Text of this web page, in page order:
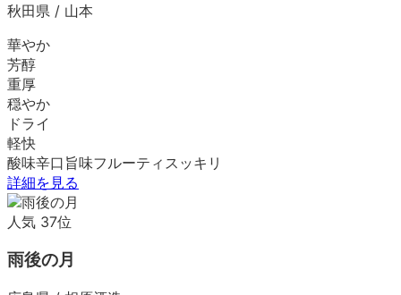
秋田県 / 山本
華やか
芳醇
重厚
穏やか
ドライ
軽快
酸味辛口 旨味フルーティ スッキリ
詳細を見る
人気 37位
雨後の月